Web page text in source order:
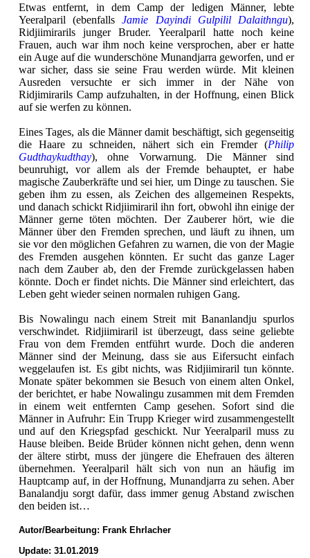
Etwas entfernt, in dem Camp der ledigen Männer, lebte
Yeeralparil (ebenfallsJamie Dayindi Gulpilil Dalaithngu),
Ridjiimirarils junger Bruder. Yeeralparil hatte noch keine
Frauen, auch war ihm noch keine versprochen, aber er hatte
ein Auge auf die wunderschöne Munandjarra geworfen, und er
war sicher, dass sie seine Frau werden würde. Mit kleinen
Ausreden versuchte er sich immer in der Nähe von
Ridjimirarils Camp aufzuhalten, in der Hoffnung, einen Blick
auf sie werfen zu können.
Eines Tages, als die Männer damit beschäftigt, sich gegenseitig
die Haare zu schneiden, nähert sich ein Fremder (Philip
Gudthaykudthay), ohne Vorwarnung. Die Männer sind
beunruhigt, vor allem als der Fremde behauptet, er habe
magische Zauberkräfte und sei hier, um Dinge zu tauschen. Sie
geben ihm zu essen, als Zeichen des allgemeinen Respekts,
und danach schickt Ridjiimiraril ihn fort, obwohl ihn einige der
Männer gerne töten möchten. Der Zauberer hört, wie die
Männer über den Fremden sprechen, und läuft zu ihnen, um
sie vor den möglichen Gefahren zu warnen, die von der Magie
des Fremden ausgehen könnten. Er sucht das ganze Lager
nach dem Zauber ab, den der Fremde zurückgelassen haben
könnte. Doch er findet nichts. Die Männer sind erleichtert, das
Leben geht wieder seinen normalen ruhigen Gang.
Bis Nowalingu nach einem Streit mit Bananlandju spurlos
verschwindet. Ridjiimiraril ist überzeugt, dass seine geliebte
Frau von dem Fremden entführt wurde. Doch die anderen
Männer sind der Meinung, dass sie aus Eifersucht einfach
weggelaufen ist. Es gibt nichts, was Ridjiimiraril tun könnte.
Monate später bekommen sie Besuch von einem alten Onkel,
der berichtet, er habe Nowalingu zusammen mit dem Fremden
in einem weit entfernten Camp gesehen. Sofort sind die
Männer in Aufruhr: Ein Trupp Krieger wird zusammengestellt
und auf den Kriegspfad geschickt. Nur Yeeralparil muss zu
Hause bleiben. Beide Brüder können nicht gehen, denn wenn
der ältere stirbt, muss der jüngere die Ehefrauen des älteren
übernehmen. Yeeralparil hält sich von nun an häufig im
Hauptcamp auf, in der Hoffnung, Munandjarra zu sehen. Aber
Banalandju sorgt dafür, dass immer genug Abstand zwischen
den beiden ist…
Autor/Bearbeitung: Frank Ehrlacher
Update: 31.01.2019